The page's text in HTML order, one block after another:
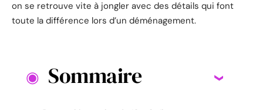
on se retrouve vite à jongler avec des détails qui font
toute la différence lors d’un déménagement.
Sommaire